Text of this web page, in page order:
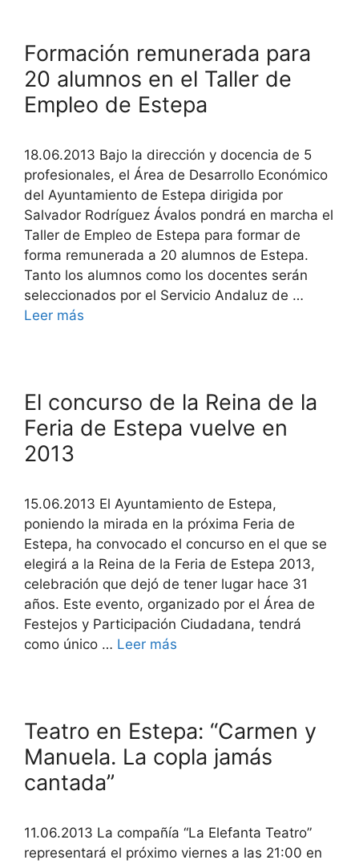
Formación remunerada para
20 alumnos en el Taller de
Empleo de Estepa
18.06.2013 Bajo la dirección y docencia de 5
profesionales, el Área de Desarrollo Económico
del Ayuntamiento de Estepa dirigida por
Salvador Rodríguez Ávalos pondrá en marcha el
Taller de Empleo de Estepa para formar de
forma remunerada a 20 alumnos de Estepa.
Tanto los alumnos como los docentes serán
seleccionados por el Servicio Andaluz de …
Leer más
El concurso de la Reina de la
Feria de Estepa vuelve en
2013
15.06.2013 El Ayuntamiento de Estepa,
poniendo la mirada en la próxima Feria de
Estepa, ha convocado el concurso en el que se
elegirá a la Reina de la Feria de Estepa 2013,
celebración que dejó de tener lugar hace 31
años. Este evento, organizado por el Área de
Festejos y Participación Ciudadana, tendrá
como único … Leer más
Teatro en Estepa: “Carmen y
Manuela. La copla jamás
cantada”
11.06.2013 La compañía “La Elefanta Teatro”
representará el próximo viernes a las 21:00 en